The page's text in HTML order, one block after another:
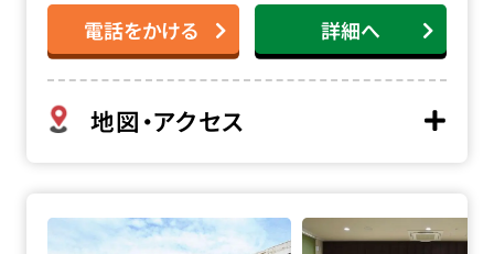
電話をかける 詳細へ
地図・アクセス